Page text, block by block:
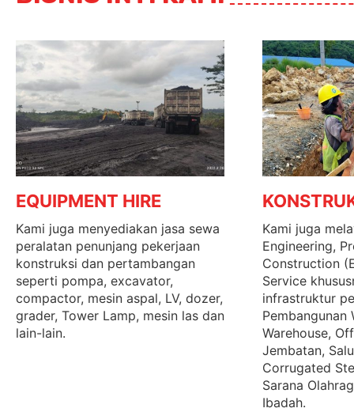
EQUIPMENT HIRE
Kami juga menyediakan jasa sewa
peralatan penunjang pekerjaan
konstruksi dan pertambangan
seperti pompa, excavator,
compactor, mesin aspal, LV, dozer,
grader, Tower Lamp, mesin las dan
lain-lain.
Kami juga
Engineering,
Construction
Service
infrastruktur
Pembangunan
Warehouse,
Jembatan,
Corrugated
Sarana
Ibadah.